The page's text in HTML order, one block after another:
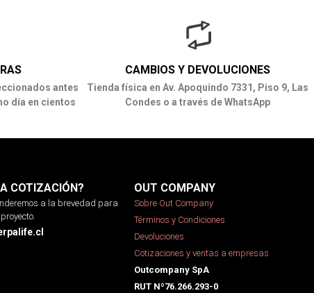
antes
día en cientos
CAMBIOS Y DEVOLUCIONES
Tienda física en Av. Apoquindo 7331, Piso 9, Las
Condes o a través de WhatsApp
COTIZACIÓN?
a la brevedad para
OUT COMPANY
Sobre Out Company
Términos y Condiciones
Devoluciones
Cotizaciones y ventas a empresas
Outcompany SpA
RUT Nº76.266.293-0